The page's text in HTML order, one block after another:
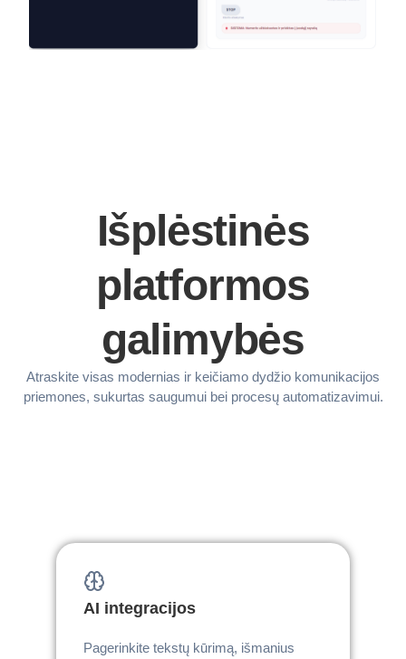
Išplėstinės
platformos
galimybės
Atraskite visas modernias ir keičiamo dydžio komunikacijos
priemones, sukurtas saugumui bei procesų automatizavimui.
AI integracijos
Pagerinkite tekstų kūrimą, išmanius